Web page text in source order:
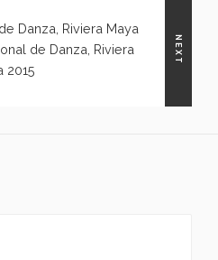
NEXT
Danza, Riviera Maya
de Danza, Riviera
2015